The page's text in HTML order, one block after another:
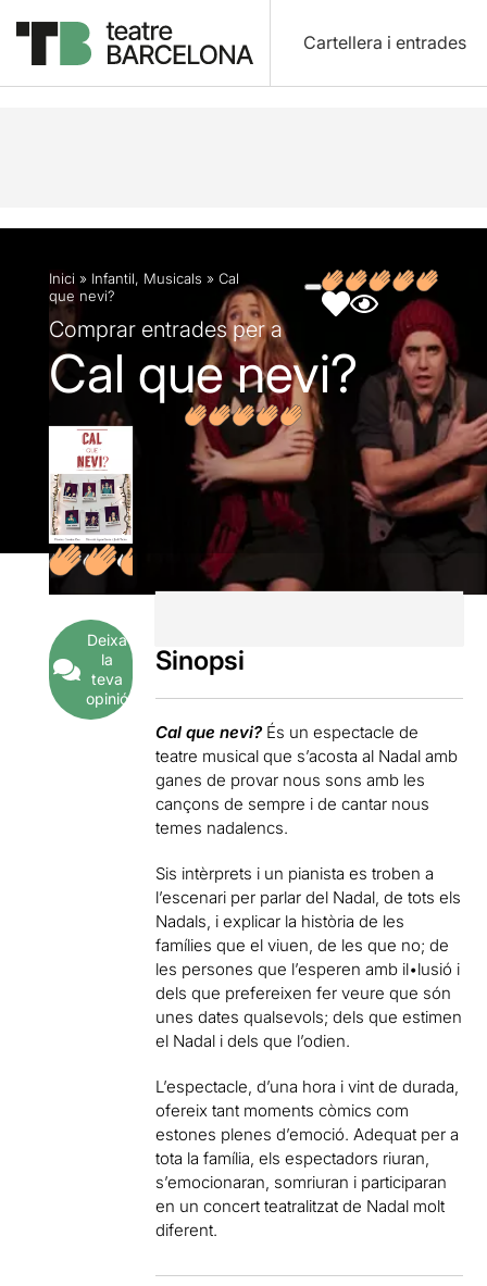
Cartellera i entrades
Descripció Fitxa artística Fotos i vídeos
Inici » Infantil, Musicals » Cal
que nevi?
Comprar entrades per a
Cal que nevi?
Deixa
la
teva
opinió
Sinopsi
Cal que nevi? És un espectacle de
teatre musical que s’acosta al Nadal amb
ganes de provar nous sons amb les
cançons de sempre i de cantar nous
temes nadalencs.
Sis intèrprets i un pianista es troben a
l’escenari per parlar del Nadal, de tots els
Nadals, i explicar la història de les
famílies que el viuen, de les que no; de
les persones que l’esperen amb il•lusió i
dels que prefereixen fer veure que són
unes dates qualsevols; dels que estimen
el Nadal i dels que l’odien.
L’espectacle, d’una hora i vint de durada,
ofereix tant moments còmics com
estones plenes d’emoció. Adequat per a
tota la família, els espectadors riuran,
s’emocionaran, somriuran i participaran
en un concert teatralitzat de Nadal molt
diferent.